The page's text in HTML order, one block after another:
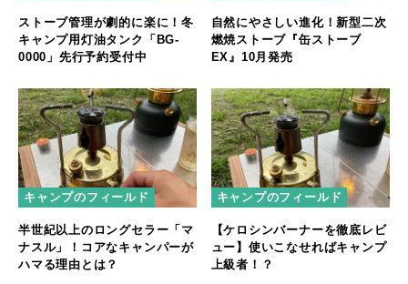
ストーブ管理が劇的に楽に！冬
キャンプ用灯油タンク「BG-
0000」先行予約受付中
自然にやさしい進化！新型二次
燃焼ストーブ『缶ストーブ
EX』10月発売
キャンプのフィールド
半世紀以上のロングセラー「マ
ナスル」！コアなキャンパーが
ハマる理由とは？
キャンプのフィールド
【ケロシンバーナーを徹底レビ
ュー】使いこなせればキャンプ
上級者！？